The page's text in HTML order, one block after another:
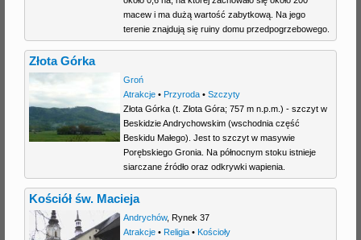
macew i ma dużą wartość zabytkową. Na jego
terenie znajdują się ruiny domu przedpogrzebowego.
Złota Górka
Groń
Atrakcje• Przyroda• Szczyty
Złota Górka (t. Złota Góra; 757 m n.p.m.) - szczyt w
Beskidzie Andrychowskim (wschodnia część
Beskidu Małego). Jest to szczyt w masywie
Porębskiego Gronia. Na północnym stoku istnieje
siarczane źródło oraz odkrywki wapienia.
Kościół św. Macieja
Andrychów, Rynek 37
Atrakcje• Religia• Kościoły